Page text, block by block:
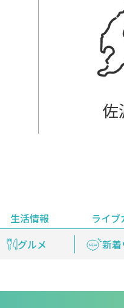
佐
グルメ 新
生活情報
報 天気
ライブ
見逃し配信